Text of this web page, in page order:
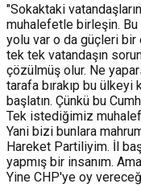
"Sokaktaki
muhalefetle birleşin. Bu
yolu var o da güçleri
tek tek vatandaşın
çözülmüş olur. Ne
tarafa bırakıp bu
başlatın. Çünkü bu
Tek istediğimiz
Yani bizi bunlara
Hareket Partiliyim. İl
yapmış bir insanım.
Yine CHP'ye oy